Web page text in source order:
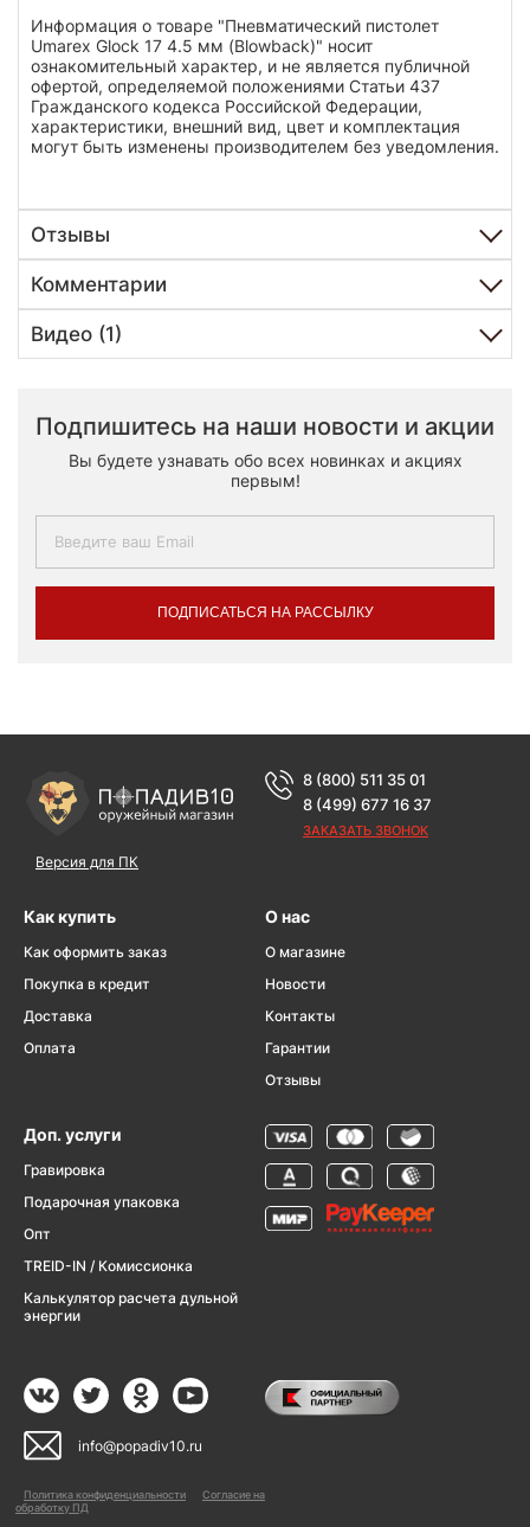
Информация о товаре "Пневматический пистолет
Umarex Glock 17 4.5 мм (Blowback)" носит
ознакомительный характер, и не является публичной
офертой, определяемой положениями Статьи 437
Гражданского кодекса Российской Федерации,
характеристики, внешний вид, цвет и комплектация
могут быть изменены производителем без уведомления.
Отзывы
Комментарии
Видео (1)
Подпишитесь на наши новости и акции
Вы будете узнавать обо всех новинках и акциях
первым!
ПОДПИСАТЬСЯ НА РАССЫЛКУ
Версия для ПК
8 (800) 511 35 01
8 (499) 677 16 37
ЗАКАЗАТЬ ЗВОНОК
Как купить
Как оформить заказ
Покупка в кредит
Доставка
Оплата
О нас
О магазине
Новости
Контакты
Гарантии
Отзывы
Доп. услуги
Гравировка
Подарочная упаковка
Опт
TREID-IN / Комиссионка
Калькулятор расчета дульной
энергии
info@popadiv10.ru
Политика конфиденциальности
Согласие на
обработку ПД